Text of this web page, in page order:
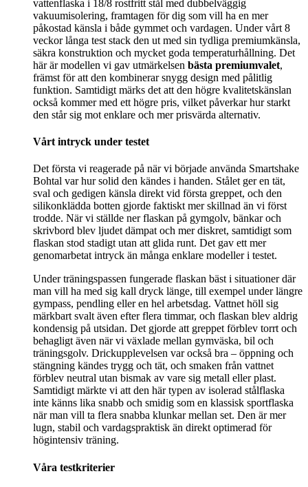
vattenflaska i 18/8 rostfritt stål med dubbelväggig
vakuumisolering, framtagen för dig som vill ha en mer
påkostad känsla i både gymmet och vardagen. Under vårt 8
veckor långa test stack den ut med sin tydliga premiumkänsla,
säkra konstruktion och mycket goda temperaturhållning. Det
här är modellen vi gav utmärkelsen bästa premiumvalet,
främst för att den kombinerar snygg design med pålitlig
funktion. Samtidigt märks det att den högre kvalitetskänslan
också kommer med ett högre pris, vilket påverkar hur starkt
den står sig mot enklare och mer prisvärda alternativ.
Vårt intryck under testet
Det första vi reagerade på när vi började använda Smartshake
Bohtal var hur solid den kändes i handen. Stålet ger en tät,
sval och gedigen känsla direkt vid första greppet, och den
silikonklädda botten gjorde faktiskt mer skillnad än vi först
trodde. När vi ställde ner flaskan på gymgolv, bänkar och
skrivbord blev ljudet dämpat och mer diskret, samtidigt som
flaskan stod stadigt utan att glida runt. Det gav ett mer
genomarbetat intryck än många enklare modeller i testet.
Under träningspassen fungerade flaskan bäst i situationer där
man vill ha med sig kall dryck länge, till exempel under längre
gympass, pendling eller en hel arbetsdag. Vattnet höll sig
märkbart svalt även efter flera timmar, och flaskan blev aldrig
kondensig på utsidan. Det gjorde att greppet förblev torrt och
behagligt även när vi växlade mellan gymväska, bil och
träningsgolv. Drickupplevelsen var också bra – öppning och
stängning kändes trygg och tät, och smaken från vattnet
förblev neutral utan bismak av vare sig metall eller plast.
Samtidigt märkte vi att den här typen av isolerad stålflaska
inte känns lika snabb och smidig som en klassisk sportflaska
när man vill ta flera snabba klunkar mellan set. Den är mer
lugn, stabil och vardagspraktisk än direkt optimerad för
högintensiv träning.
Våra testkriterier